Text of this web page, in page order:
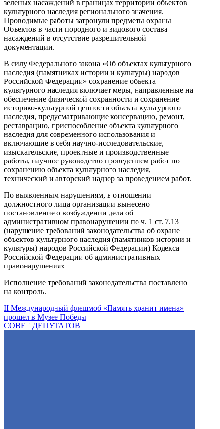
зеленых насаждений в границах территории объектов
культурного наследия регионального значения.
Проводимые работы затронули предметы охраны
Объектов в части породного и видового состава
насаждений в отсутствие разрешительной
документации.
В силу Федерального закона «Об объектах культурного
наследия (памятниках истории и культуры) народов
Российской Федерации» сохранение объекта
культурного наследия включает меры, направленные на
обеспечение физической сохранности и сохранение
историко-культурной ценности объекта культурного
наследия, предусматривающие консервацию, ремонт,
реставрацию, приспособление объекта культурного
наследия для современного использования и
включающие в себя научно-исследовательские,
изыскательские, проектные и производственные
работы, научное руководство проведением работ по
сохранению объекта культурного наследия,
технический и авторский надзор за проведением работ.
По выявленным нарушениям, в отношении
должностного лица организации вынесено
постановление о возбуждении дела об
административном правонарушении по ч. 1 ст. 7.13
(нарушение требований законодательства об охране
объектов культурного наследия (памятников истории и
культуры) народов Российской Федерации) Кодекса
Российской Федерации об административных
правонарушениях.
Исполнение требований законодательства поставлено
на контроль.
II Международный флешмоб «Память хранит имена»
прошел в Музее Победы
СОВЕТ ДЕПУТАТОВ